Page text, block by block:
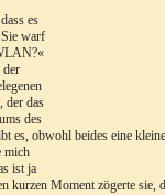
es
Sie warf
der
der das
des
es, obwohl beides eine
mich
ist ja
Moment zögerte sie,